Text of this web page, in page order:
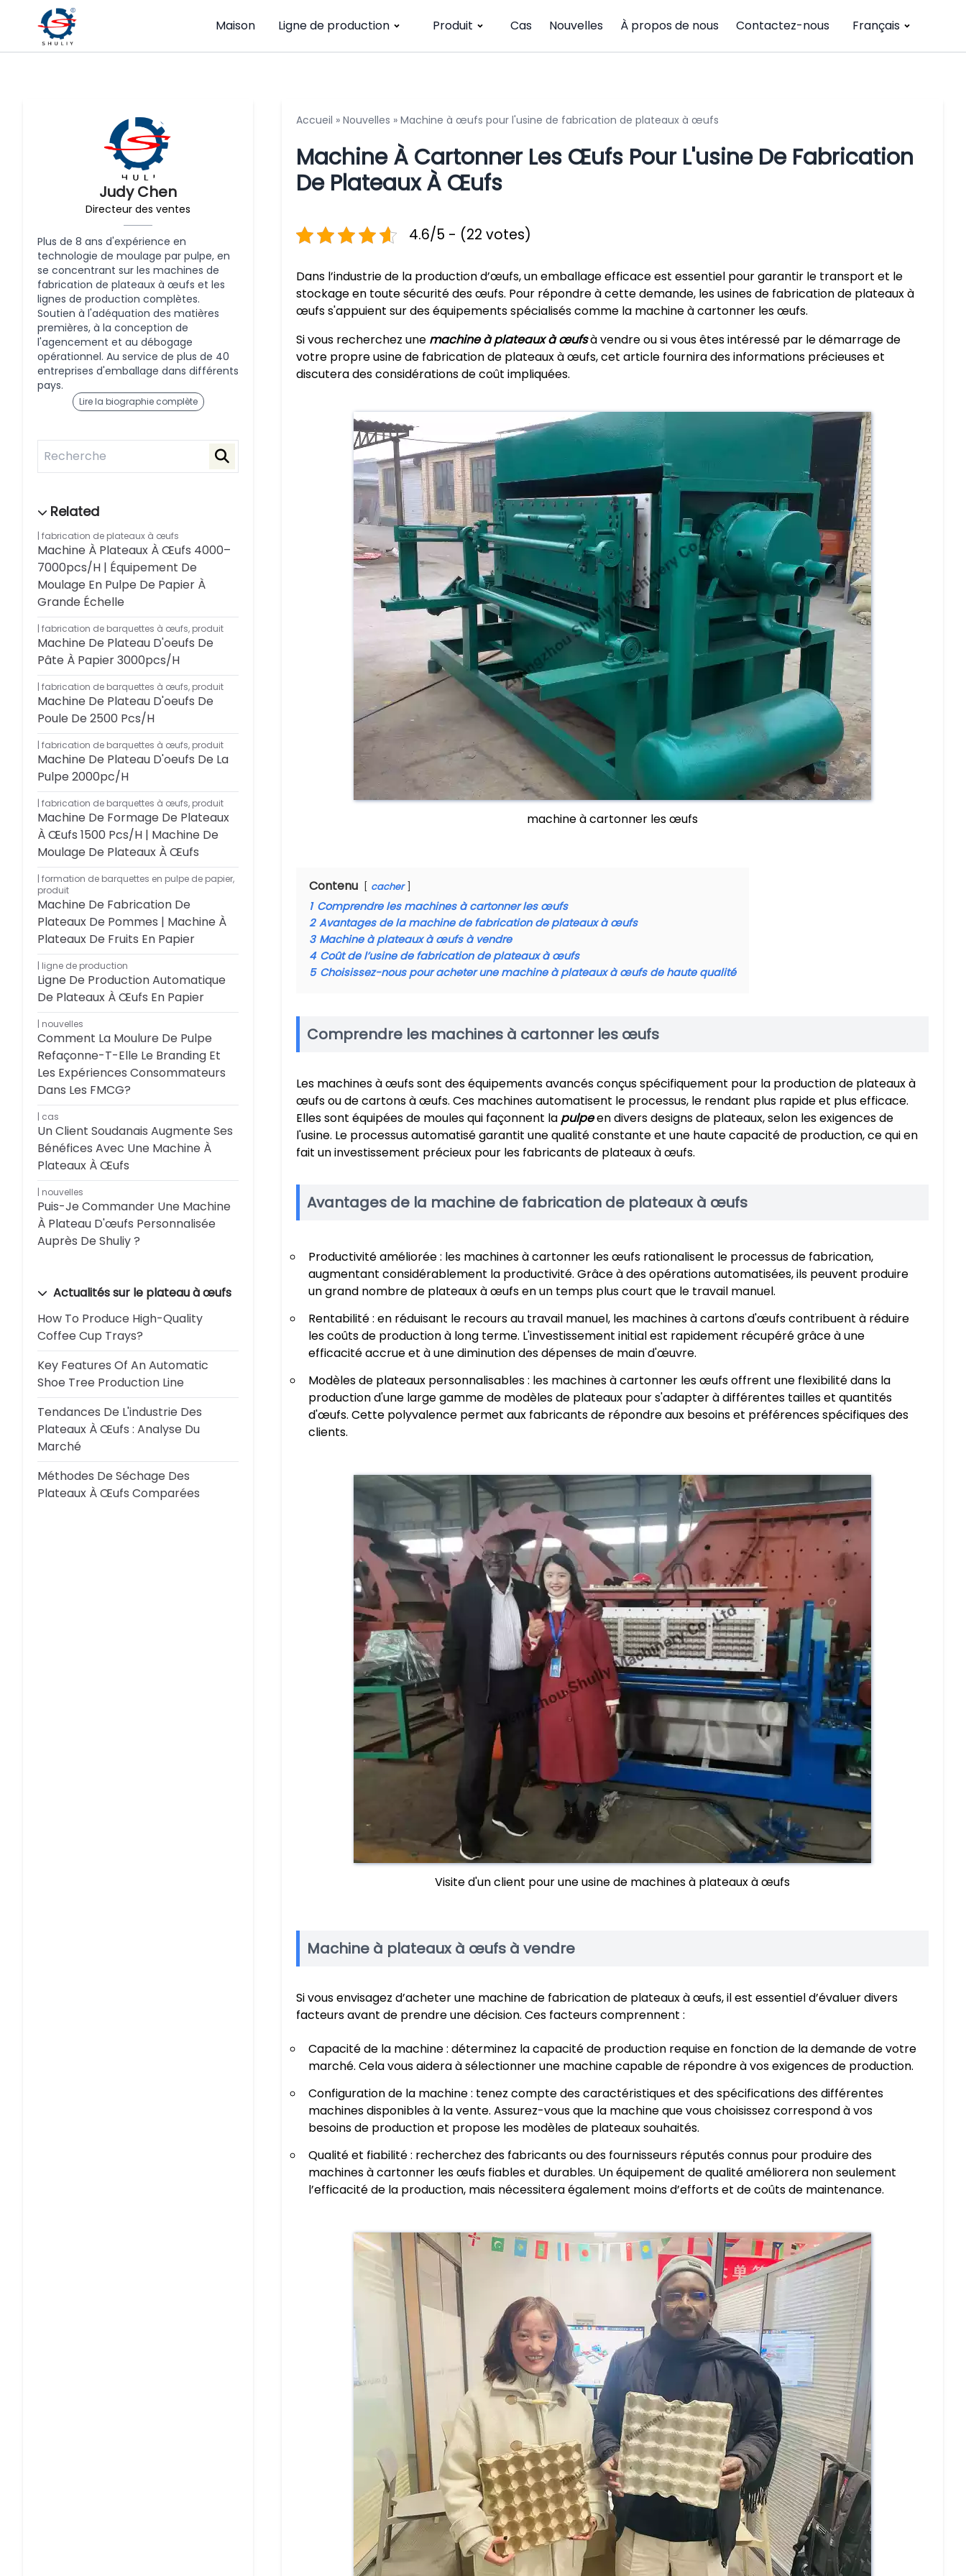
Maison Ligne de production Produit Cas Nouvelles À propos de nous Contactez-nous Français
Judy Chen
Directeur des ventes
Plus de 8 ans d'expérience en
technologie de moulage par pulpe, en
se concentrant sur les machines de
fabrication de plateaux à œufs et les
lignes de production complètes.
Soutien à l'adéquation des matières
premières, à la conception de
l'agencement et au débogage
opérationnel. Au service de plus de 40
entreprises d'emballage dans différents
pays.
Lire la biographie complète
fabrication de plateaux à œufs
Machine À Plateaux À Œufs 4000–
7000pcs/h | Équipement De
Moulage En Pulpe De Papier À
Grande Échelle
fabrication de barquettes à œufs, produit
Machine De Plateau D'oeufs De
Pâte À Papier 3000pcs/h
fabrication de barquettes à œufs, produit
Machine De Plateau D'oeufs De
Poule De 2500 Pcs/h
fabrication de barquettes à œufs, produit
Machine De Plateau D'oeufs De La
Pulpe 2000pc/h
fabrication de barquettes à œufs, produit
Machine De Formage De Plateaux
À Œufs 1500 Pcs/h | Machine De
Moulage De Plateaux À Œufs
formation de barquettes en pulpe de papier,
produit
Machine De Fabrication De
Plateaux De Pommes | Machine À
Plateaux De Fruits En Papier
ligne de production
Ligne De Production Automatique
De Plateaux À Œufs En Papier
nouvelles
Comment La Moulure De Pulpe
Refaçonne-T-Elle Le Branding Et
Les Expériences Consommateurs
Dans Les FMCG?
cas
Un Client Soudanais Augmente Ses
Bénéfices Avec Une Machine À
Plateaux À Œufs
nouvelles
Puis-Je Commander Une Machine
À Plateau D'œufs Personnalisée
Auprès De Shuliy ?
Actualités sur le plateau à œufs
How To Produce High-Quality
Coffee Cup Trays?
Key Features Of An Automatic
Shoe Tree Production Line
Tendances De L'industrie Des
Plateaux À Œufs : Analyse Du
Marché
Méthodes De Séchage Des
Plateaux À Œufs Comparées
Accueil » Nouvelles » Machine à œufs pour l'usine de fabrication de plateaux à œufs
Machine À Cartonner Les Œufs Pour L'usine De Fabrication
De Plateaux À Œufs
4.6/5 - (22 votes)
Dans l’industrie de la production d’œufs, un emballage efficace est essentiel pour garantir le transport et le
stockage en toute sécurité des œufs. Pour répondre à cette demande, les usines de fabrication de plateaux à
œufs s'appuient sur des équipements spécialisés comme la machine à cartonner les œufs.
Si vous recherchez une machine à plateaux à œufsà vendre ou si vous êtes intéressé par le démarrage de
votre propre usine de fabrication de plateaux à œufs, cet article fournira des informations précieuses et
discutera des considérations de coût impliquées.
machine à cartonner les œufs
Contenu cacher
1 Comprendre les machines à cartonner les œufs
2 Avantages de la machine de fabrication de plateaux à œufs
3 Machine à plateaux à œufs à vendre
4 Coût de l’usine de fabrication de plateaux à œufs
5 Choisissez-nous pour acheter une machine à plateaux à œufs de haute qualité
Comprendre les machines à cartonner les œufs
Les machines à œufs sont des équipements avancés conçus spécifiquement pour la production de plateaux à
œufs ou de cartons à œufs. Ces machines automatisent le processus, le rendant plus rapide et plus efficace.
Elles sont équipées de moules qui façonnent la pulpeen divers designs de plateaux, selon les exigences de
l'usine. Le processus automatisé garantit une qualité constante et une haute capacité de production, ce qui en
fait un investissement précieux pour les fabricants de plateaux à œufs.
Avantages de la machine de fabrication de plateaux à œufs
Productivité améliorée : les machines à cartonner les œufs rationalisent le processus de fabrication,
augmentant considérablement la productivité. Grâce à des opérations automatisées, ils peuvent produire
un grand nombre de plateaux à œufs en un temps plus court que le travail manuel.
Rentabilité : en réduisant le recours au travail manuel, les machines à cartons d'œufs contribuent à réduire
les coûts de production à long terme. L'investissement initial est rapidement récupéré grâce à une
efficacité accrue et à une diminution des dépenses de main d'œuvre.
Modèles de plateaux personnalisables : les machines à cartonner les œufs offrent une flexibilité dans la
production d'une large gamme de modèles de plateaux pour s'adapter à différentes tailles et quantités
d'œufs. Cette polyvalence permet aux fabricants de répondre aux besoins et préférences spécifiques des
clients.
Visite d'un client pour une usine de machines à plateaux à œufs
Machine à plateaux à œufs à vendre
Si vous envisagez d’acheter une machine de fabrication de plateaux à œufs, il est essentiel d’évaluer divers
facteurs avant de prendre une décision. Ces facteurs comprennent :
Capacité de la machine : déterminez la capacité de production requise en fonction de la demande de votre
marché. Cela vous aidera à sélectionner une machine capable de répondre à vos exigences de production.
Configuration de la machine : tenez compte des caractéristiques et des spécifications des différentes
machines disponibles à la vente. Assurez-vous que la machine que vous choisissez correspond à vos
besoins de production et propose les modèles de plateaux souhaités.
Qualité et fiabilité : recherchez des fabricants ou des fournisseurs réputés connus pour produire des
machines à cartonner les œufs fiables et durables. Un équipement de qualité améliorera non seulement
l’efficacité de la production, mais nécessitera également moins d’efforts et de coûts de maintenance.